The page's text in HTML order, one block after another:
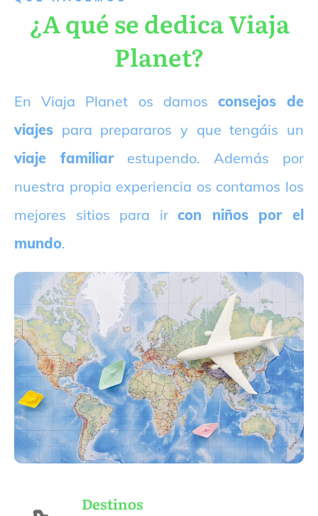
¿A qué se dedica Viaja
Planet?
En Viaja Planet os damos consejos de
viajes para prepararos y que tengáis un
viaje familiarestupendo. Además por
nuestra propia experiencia os contamos los
mejores sitios para ircon niños por el
mundo.
Destinos